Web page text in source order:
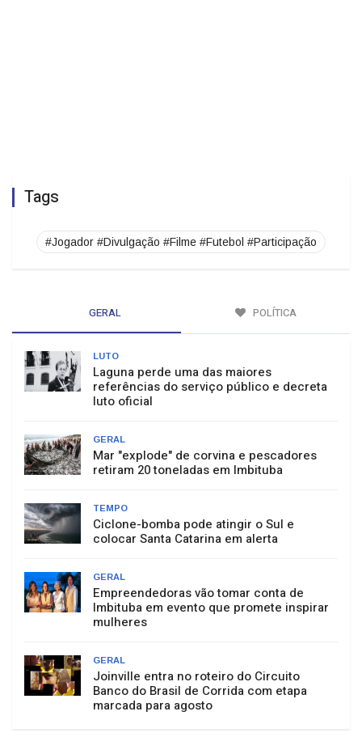
Tags
#Jogador #Divulgação #Filme #Futebol #Participação
GERAL POLÍTICA
LUTO
Laguna perde uma das maiores
referências do serviço público e decreta
luto oficial
GERAL
Mar "explode" de corvina e pescadores
retiram 20 toneladas em Imbituba
TEMPO
Ciclone-bomba pode atingir o Sul e
colocar Santa Catarina em alerta
GERAL
Empreendedoras vão tomar conta de
Imbituba em evento que promete inspirar
mulheres
GERAL
Joinville entra no roteiro do Circuito
Banco do Brasil de Corrida com etapa
marcada para agosto